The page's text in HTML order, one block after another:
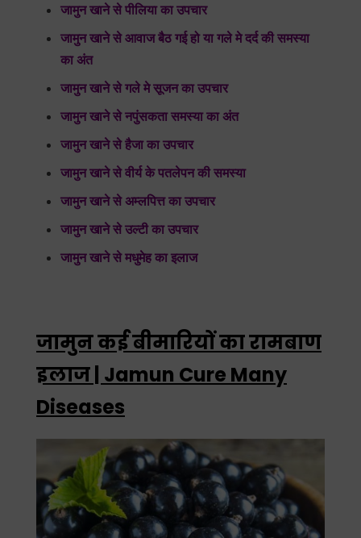
जामुन खाने से पीलिया का उपचार
जामुन खाने से आवाज बैठ गई हो या गले मे दर्द की समस्या
का अंत
जामुन खाने से गले मे सूजन का उपचार
जामुन खाने से नपुंसकता समस्या का अंत
जामुन खाने से हैजा का उपचार
जामुन खाने से वीर्य के पतलेपन की समस्या
जामुन खाने से अम्लपित्त का उपचार
जामुन खाने से उल्टी का उपचार
जामुन खाने से मधुमेह का इलाज
जामुन कई बीमारियों का रामबाण
इलाज | Jamun Cure Many
Diseases